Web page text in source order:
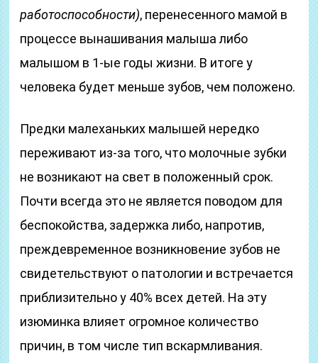
работоспособности), перенесенного мамой в
процессе вынашивания малыша либо
малышом в 1-ые годы жизни. В итоге у
человека будет меньше зубов, чем положено.
Предки малеханьких малышей нередко
переживают из-за того, что молочные зубки
не возникают на свет в положенный срок.
Почти всегда это не является поводом для
беспокойства, задержка либо, напротив,
преждевременное возникновение зубов не
свидетельствуют о патологии и встречается
приблизительно у 40% всех детей. На эту
изюминка влияет огромное количество
причин, в том числе тип вскармливания.